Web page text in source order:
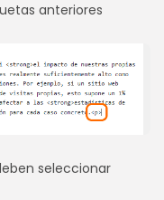
anteriores
seleccionar